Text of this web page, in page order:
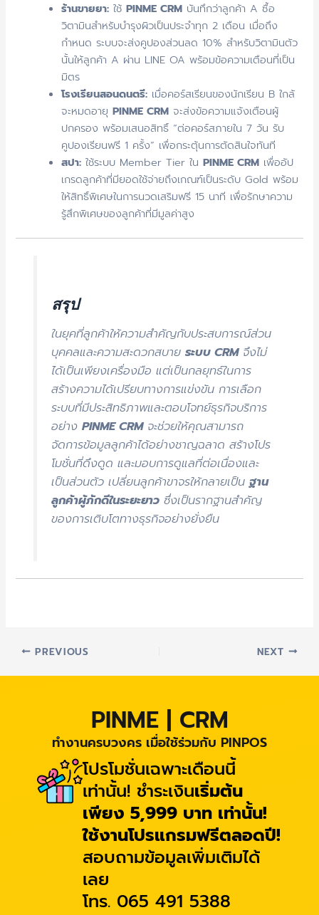
ร้านขายยา: ใช้PINME CRM บันทึกว่าลูกค้า A ซื้อ
วิตามินสำหรับบำรุงผิวเป็นประจำทุก 2 เดือน เมื่อถึง
กำหนด ระบบจะส่งคูปองส่วนลด 10% สำหรับวิตามินตัว
นั้นให้ลูกค้า A ผ่าน LINE OA พร้อมข้อความเตือนที่เป็น
มิตร
โรงเรียนสอนดนตรี: เมื่อคอร์สเรียนของนักเรียน B ใกล้
จะหมดอายุPINME CRM จะส่งข้อความแจ้งเตือนผู้
ปกครอง พร้อมเสนอสิทธิ์ “ต่อคอร์สภายใน 7 วัน รับ
คูปองเรียนฟรี 1 ครั้ง” เพื่อกระตุ้นการตัดสินใจทันที
สปา: ใช้ระบบ Member Tier ในPINME CRM เพื่ออัป
เกรดลูกค้าที่มียอดใช้จ่ายถึงเกณฑ์เป็นระดับ Gold พร้อม
ให้สิทธิ์พิเศษในการนวดเสริมฟรี 15 นาที เพื่อรักษาความ
รู้สึกพิเศษของลูกค้าที่มีมูลค่าสูง
สรุป
ในยุคที่ลูกค้าให้ความสำคัญกับประสบการณ์ส่วน
บุคคลและความสะดวกสบาย ระบบ CRMจึงไม่
ได้เป็นเพียงเครื่องมือ แต่เป็นกลยุทธ์ในการ
สร้างความได้เปรียบทางการแข่งขัน การเลือก
ระบบที่มีประสิทธิภาพและตอบโจทย์ธุรกิจบริการ
อย่าง PINME CRMจะช่วยให้คุณสามารถ
จัดการข้อมูลลูกค้าได้อย่างชาญฉลาด สร้างโปร
โมชั่นที่ดึงดูด และมอบการดูแลที่ต่อเนื่องและ
เป็นส่วนตัว เปลี่ยนลูกค้าขาจรให้กลายเป็นฐาน
ลูกค้าผู้ภักดีในระยะยาวซึ่งเป็นรากฐานสำคัญ
ของการเติบโตทางธุรกิจอย่างยั่งยืน
PREVIOUS NEXT
PINME | CRM
ทำงานครบวงคร เมื่อใช้ร่วมกับ PINPOS
โปรโมชั่นเฉพาะเดือนนี้
เท่านั้น! ชำระเงินเริ่มต้น
เพียง 5,999 บาท เท่านั้น!
ใช้งานโปรแกรมฟรีตลอดปี!
สอบถามข้อมูลเพิ่มเติมได้
เลย
โทร. 065 491 5388